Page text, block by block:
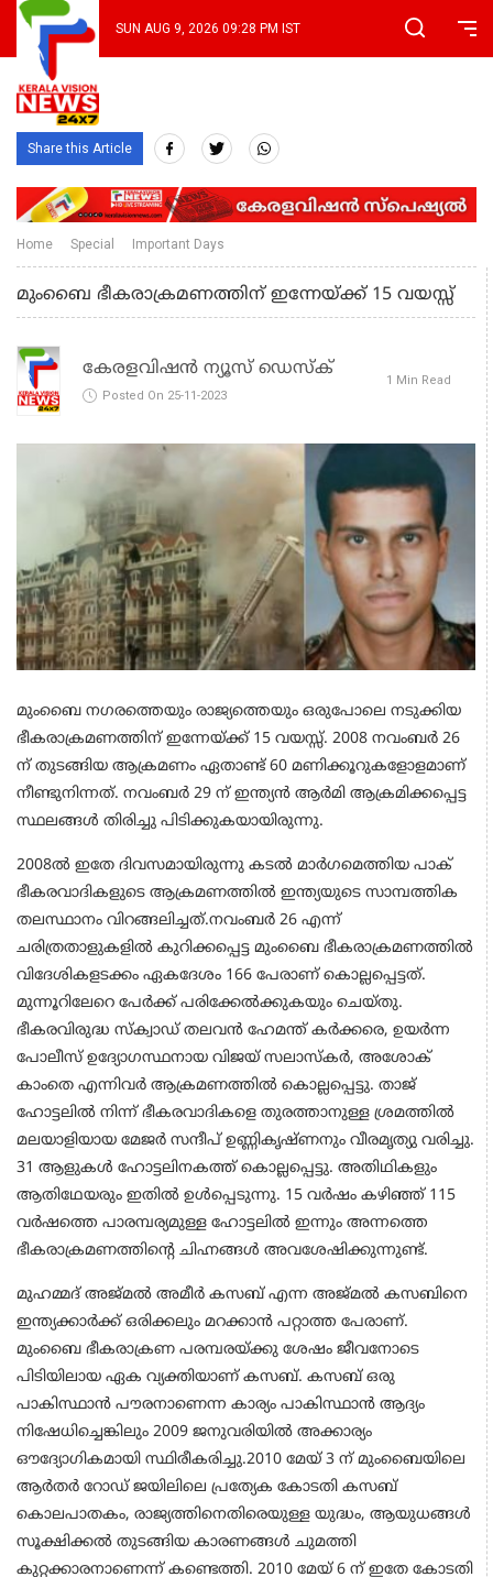
SUN AUG 9, 2026 09:28 PM IST
Share this Article
Home Special Important Days
മുംബൈ ഭീകരാക്രമണത്തിന് ഇന്നേയ്ക്ക് 15 വയസ്സ്
കേരളവിഷൻ ന്യൂസ് ഡെസ്‌ക്
Posted On 25-11-2023
1 Min Read
മുംബൈ നഗരത്തെയും രാജ്യത്തെയും ഒരുപോലെ നടുക്കിയ
ഭീകരാക്രമണത്തിന് ഇന്നേയ്ക്ക് 15 വയസ്സ്. 2008 നവംബര്‍ 26
ന് തുടങ്ങിയ ആക്രമണം ഏതാണ്ട് 60 മണിക്കൂറുകളോളമാണ്
നീണ്ടുനിന്നത്. നവംബര്‍ 29 ന് ഇന്ത്യന്‍ ആര്‍മി ആക്രമിക്കപ്പെട്ട
സ്ഥലങ്ങള്‍ തിരിച്ചു പിടിക്കുകയായിരുന്നു.
2008ല്‍ ഇതേ ദിവസമായിരുന്നു കടല്‍ മാര്‍ഗമെത്തിയ പാക്
ഭീകരവാദികളുടെ ആക്രമണത്തില്‍ ഇന്ത്യയുടെ സാമ്പത്തിക
തലസ്ഥാനം വിറങ്ങലിച്ചത്.നവംബര്‍ 26 എന്ന്
ചരിത്രതാളുകളില്‍ കുറിക്കപ്പെട്ട മുംബൈ ഭീകരാക്രമണത്തില്‍
വിദേശികളടക്കം ഏകദേശം 166 പേരാണ് കൊല്ലപ്പെട്ടത്.
മുന്നൂറിലേറെ പേര്‍ക്ക് പരിക്കേല്‍ക്കുകയും ചെയ്തു.
ഭീകരവിരുദ്ധ സ്‌ക്വാഡ് തലവന്‍ ഹേമന്ത് കര്‍ക്കരെ, ഉയര്‍ന്ന
പോലീസ് ഉദ്യോഗസ്ഥനായ വിജയ് സലാസ്‌കര്‍, അശോക്
കാംതെ എന്നിവര്‍ ആക്രമണത്തില്‍ കൊല്ലപ്പെട്ടു. താജ്
ഹോട്ടലില്‍ നിന്ന് ഭീകരവാദികളെ തുരത്താനുള്ള ശ്രമത്തില്‍
മലയാളിയായ മേജര്‍ സന്ദീപ് ഉണ്ണികൃഷ്ണനും വീരമൃത്യു വരിച്ചു.
31 ആളുകള്‍ ഹോട്ടലിനകത്ത് കൊല്ലപ്പെട്ടു. അതിഥികളും
ആതിഥേയരും ഇതില്‍ ഉള്‍പ്പെടുന്നു. 15 വര്‍ഷം കഴിഞ്ഞ് 115
വര്‍ഷത്തെ പാരമ്പര്യമുള്ള ഹോട്ടലില്‍ ഇന്നും അന്നത്തെ
ഭീകരാക്രമണത്തിന്റെ ചിഹ്നങ്ങള്‍ അവശേഷിക്കുന്നുണ്ട്.
മുഹമ്മദ് അജ്മല്‍ അമീര്‍ കസബ് എന്ന അജ്മല്‍ കസബിനെ
ഇന്ത്യക്കാര്‍ക്ക് ഒരിക്കലും മറക്കാന്‍ പറ്റാത്ത പേരാണ്.
മുംബൈ ഭീകരാക്രണ പരമ്പരയ്ക്കു ശേഷം ജീവനോടെ
പിടിയിലായ ഏക വ്യക്തിയാണ് കസബ്. കസബ് ഒരു
പാകിസ്ഥാന്‍ പൗരനാണെന്ന കാര്യം പാകിസ്ഥാന്‍ ആദ്യം
നിഷേധിച്ചെങ്കിലും 2009 ജനുവരിയില്‍ അക്കാര്യം
ഔദ്യോഗികമായി സ്ഥിരീകരിച്ചു.2010 മേയ് 3 ന് മുംബൈയിലെ
ആര്‍തര്‍ റോഡ് ജയിലിലെ പ്രത്യേക കോടതി കസബ്
കൊലപാതകം, രാജ്യത്തിനെതിരെയുള്ള യുദ്ധം, ആയുധങ്ങള്‍
സൂക്ഷിക്കല്‍ തുടങ്ങിയ കാരണങ്ങള്‍ ചുമത്തി
കുറ്റക്കാരനാണെന്ന് കണ്ടെത്തി. 2010 മേയ് 6 ന് ഇതേ കോടതി